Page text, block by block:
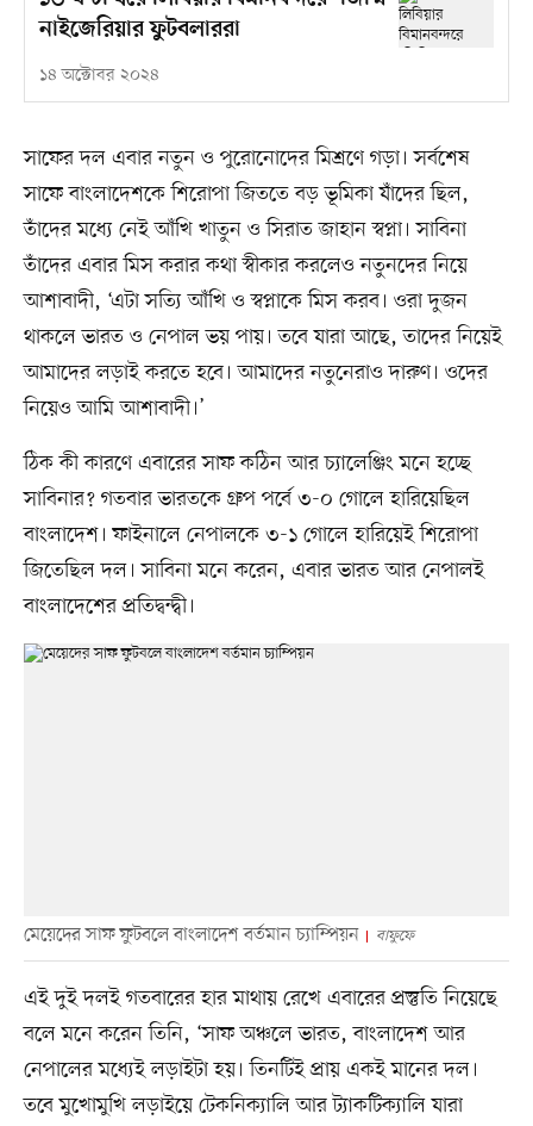
নাইজেরিয়ার ফুটবলাররা
১৪ অক্টোবর ২০২৪
সাফের দল এবার নতুন ও পুরোনোদের মিশ্রণে গড়া। সর্বশেষ
সাফে বাংলাদেশকে শিরোপা জিততে বড় ভূমিকা যাঁদের ছিল,
তাঁদের মধ্যে নেই আঁখি খাতুন ও সিরাত জাহান স্বপ্না। সাবিনা
তাঁদের এবার মিস করার কথা স্বীকার করলেও নতুনদের নিয়ে
আশাবাদী, ‘এটা সত্যি আঁখি ও স্বপ্নাকে মিস করব। ওরা দুজন
থাকলে ভারত ও নেপাল ভয় পায়। তবে যারা আছে, তাদের নিয়েই
আমাদের লড়াই করতে হবে। আমাদের নতুনেরাও দারুণ। ওদের
নিয়েও আমি আশাবাদী।’
ঠিক কী কারণে এবারের সাফ কঠিন আর চ্যালেঞ্জিং মনে হচ্ছে
সাবিনার? গতবার ভারতকে গ্রুপ পর্বে ৩-০ গোলে হারিয়েছিল
বাংলাদেশ। ফাইনালে নেপালকে ৩-১ গোলে হারিয়েই শিরোপা
জিতেছিল দল। সাবিনা মনে করেন, এবার ভারত আর নেপালই
বাংলাদেশের প্রতিদ্বন্দ্বী।
মেয়েদের সাফ ফুটবলে বাংলাদেশ বর্তমান চ্যাম্পিয়ন বাফুফে
এই দুই দলই গতবারের হার মাথায় রেখে এবারের প্রস্তুতি নিয়েছে
বলে মনে করেন তিনি, ‘সাফ অঞ্চলে ভারত, বাংলাদেশ আর
নেপালের মধ্যেই লড়াইটা হয়। তিনটিই প্রায় একই মানের দল।
তবে মুখোমুখি লড়াইয়ে টেকনিক্যালি আর ট্যাকটিক্যালি যারা